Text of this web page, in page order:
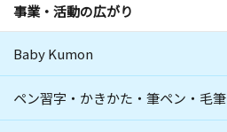
事業・活動の広がり
Baby Kumon
ペン習字・かきかた・筆ペン・毛筆